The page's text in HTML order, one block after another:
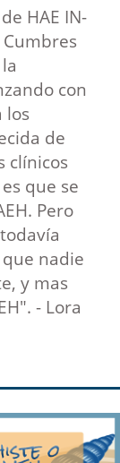
HAE IN-
con
los
de
clínicos
que se
Pero
nadie
y mas
- Lora